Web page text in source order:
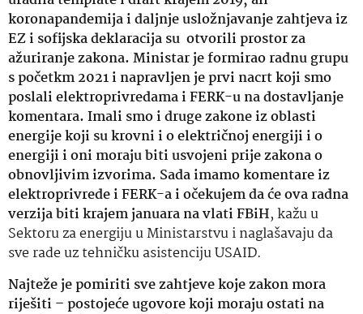
koronapandemija i daljnje usložnjavanje zahtjeva iz
EZ i sofijska deklaracija su otvorili prostor za
ažuriranje zakona. Ministar je formirao radnu grupu
s početkm 2021 i napravljen je prvi nacrt koji smo
poslali elektroprivredama i FERK-u na dostavljanje
komentara. Imali smo i druge zakone iz oblasti
energije koji su krovni i o električnoj energiji i o
energiji i oni moraju biti usvojeni prije zakona o
obnovljivim izvorima. Sada imamo komentare iz
elektroprivrede i FERK-a i očekujem da će ova radna
verzija biti krajem januara na vlati FBiH, kažu u
Sektoru za energiju u Ministarstvu i naglašavaju da
sve rade uz tehničku asistenciju USAID.
Najteže je pomiriti sve zahtjeve koje zakon mora
riješiti – postojeće ugovore koji moraju ostati na